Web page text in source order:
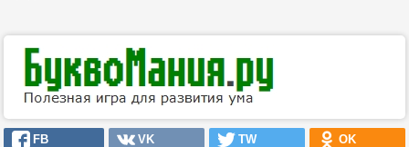
FB VK TW OK